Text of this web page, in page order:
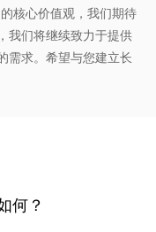
核心价值观，我们期待
我们将继续致力于提供
需求。希望与您建立长
？